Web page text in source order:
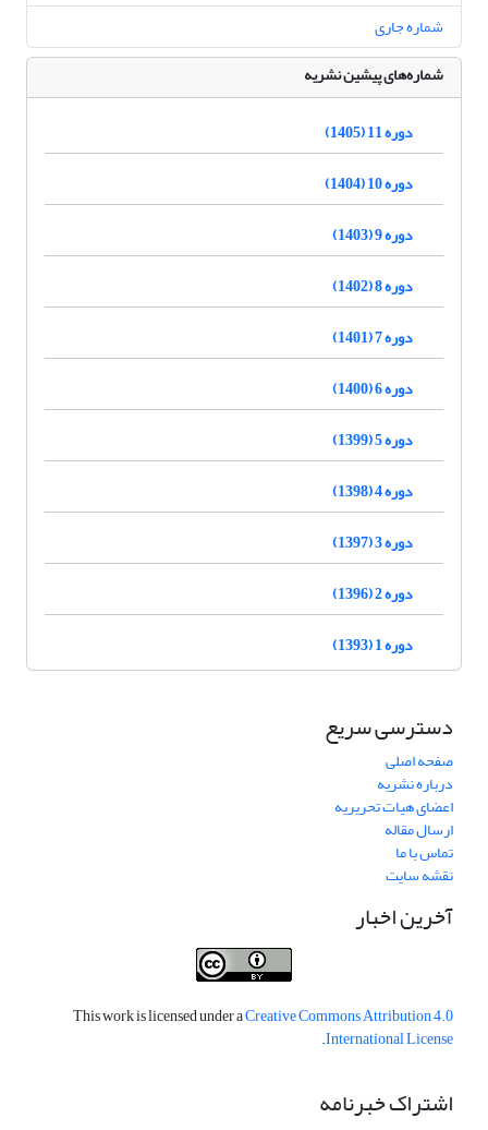
شماره جاری
شماره‌های پیشین نشریه
دوره 11 (1405)
دوره 10 (1404)
دوره 9 (1403)
دوره 8 (1402)
دوره 7 (1401)
دوره 6 (1400)
دوره 5 (1399)
دوره 4 (1398)
دوره 3 (1397)
دوره 2 (1396)
دوره 1 (1393)
دسترسی سریع
صفحه اصلی
درباره نشریه
اعضای هیات تحریریه
ارسال مقاله
تماس با ما
نقشه سایت
آخرین اخبار
This work is licensed under aCreative Commons Attribution 4.0
International License
.
اشتراک خبرنامه